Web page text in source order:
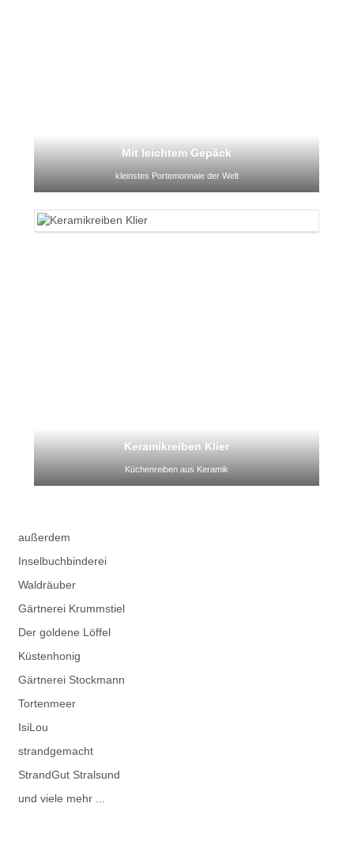
Mit leichtem Gepäck
kleinstes Portemonnaie der Welt
Keramikreiben Klier
Küchenreiben aus Keramik
außerdem
Inselbuchbinderei
Waldräuber
Gärtnerei Krummstiel
Der goldene Löffel
Küstenhonig
Gärtnerei Stockmann
Tortenmeer
IsiLou
strandgemacht
StrandGut Stralsund
und viele mehr ...